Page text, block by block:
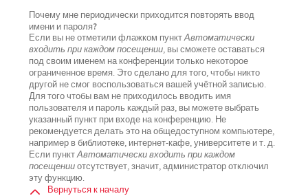
Почему мне периодически приходится повторять ввод
имени и пароля?
Если вы не отметили флажком пунктАвтоматически
входить при каждом посещении, вы сможете оставаться
под своим именем на конференции только некоторое
ограниченное время. Это сделано для того, чтобы никто
другой не смог воспользоваться вашей учётной записью.
Для того чтобы вам не приходилось вводить имя
пользователя и пароль каждый раз, вы можете выбрать
указанный пункт при входе на конференцию. Не
рекомендуется делать это на общедоступном компьютере,
например в библиотеке, интернет-кафе, университете и т. д.
Если пунктАвтоматически входить при каждом
посещенииотсутствует, значит, администратор отключил
эту функцию.
Вернуться к началу